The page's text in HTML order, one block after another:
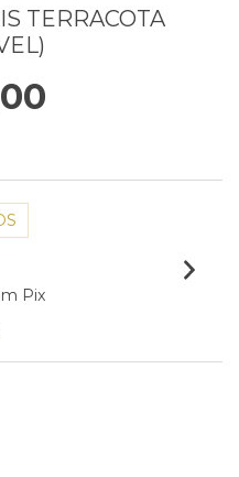
TERRACOTA
Pix